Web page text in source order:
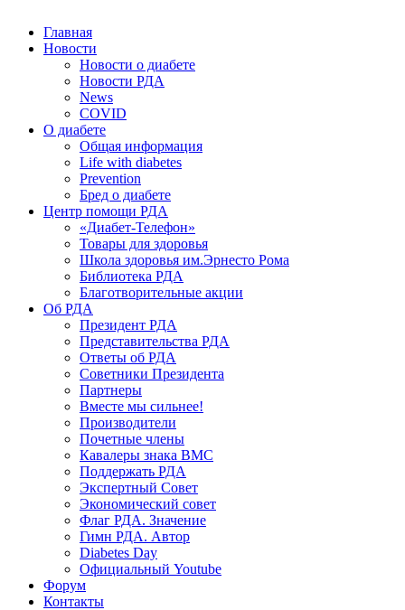
Главная
Новости
Новости о диабете
Новости РДА
News
COVID
О диабете
Общая информация
Life with diabetes
Prevention
Бред о диабете
Центр помощи РДА
«Диабет-Телефон»
Товары для здоровья
Школа здоровья им.Эрнесто Рома
Библиотека РДА
Благотворительные акции
Об РДА
Президент РДА
Представительства РДА
Ответы об РДА
Советники Президента
Партнеры
Вместе мы сильнее!
Производители
Почетные члены
Кавалеры знака ВМС
Поддержать РДА
Экспертный Совет
Экономический совет
Флаг РДА. Значение
Гимн РДА. Автор
Diabetes Day
Официальный Youtube
Форум
Контакты